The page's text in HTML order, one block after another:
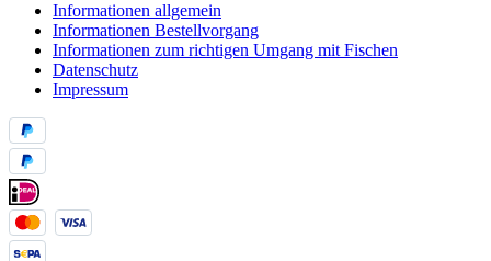
Informationen allgemein
Informationen Bestellvorgang
Informationen zum richtigen Umgang mit Fischen
Datenschutz
Impressum